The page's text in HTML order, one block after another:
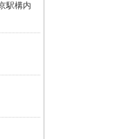
駅構内